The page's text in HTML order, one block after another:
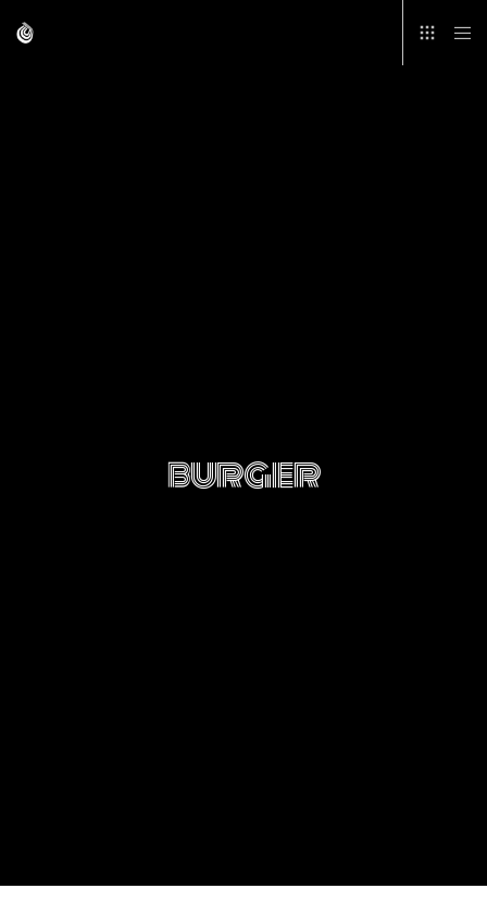
burger